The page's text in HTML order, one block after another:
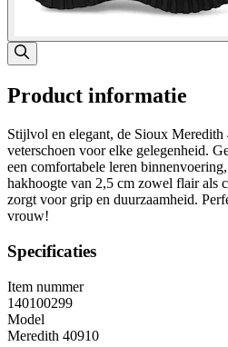
Product informatie
Stijlvol en elegant, de Sioux
veterschoen voor elke gelegenheid.
een comfortabele leren
hakhoogte van 2,5 cm zowel flair als
zorgt voor grip en duurzaamheid.
vrouw!
Specificaties
Item nummer
140100299
Model
Meredith 40910